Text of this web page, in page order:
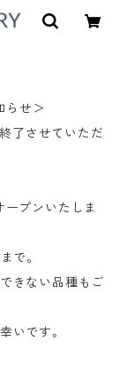
らせ＞
了させていただ
プンいたしま
で。
きない品種もご
いです。